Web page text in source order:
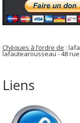
Chèques à l’ordre de :
lafautearousseau - 48 rue
Liens